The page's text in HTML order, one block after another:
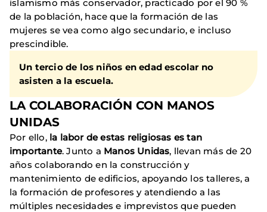
islamismo más conservador, practicado por el 90 %
de la población, hace que la formación de las
mujeres se vea como algo secundario, e incluso
prescindible.
Un tercio de los niños en edad escolar no
asisten a la escuela.
LA COLABORACIÓN CON MANOS
UNIDAS
Por ello, la labor de estas religiosas es tan
importante. Junto a Manos Unidas, llevan más de 20
años colaborando en la construcción y
mantenimiento de edificios, apoyando los talleres, a
la formación de profesores y atendiendo a las
múltiples necesidades e imprevistos que pueden